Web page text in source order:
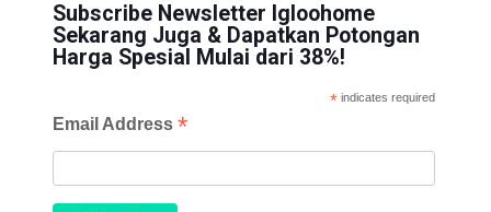
Subscribe Newsletter Igloohome
Sekarang Juga & Dapatkan Potongan
Harga Spesial Mulai dari 38%!
*indicates required
Email Address*